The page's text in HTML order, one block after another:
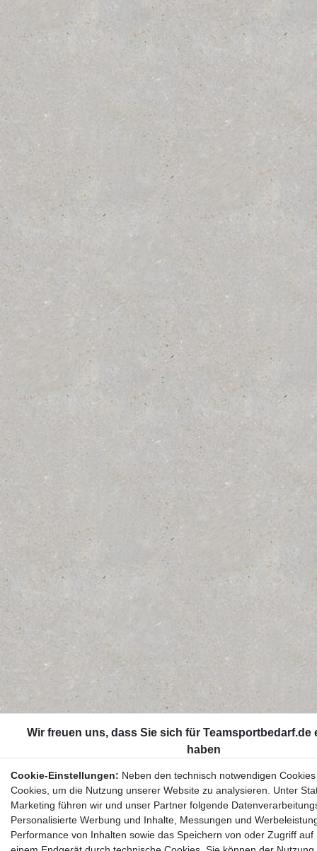
Cookie-Einstellungen: Neben den technisch notwendigen
Cookies, um die Nutzung unserer Website zu analysieren. Unter
Marketing führen wir und unser Partner folgende
Personalisierte Werbung und Inhalte, Messungen und
Performance von Inhalten sowie das Speichern von oder Zugriff